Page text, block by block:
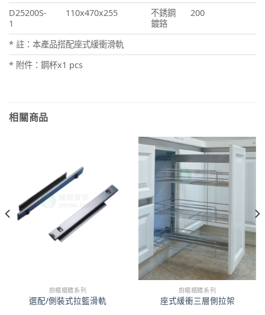
D25200S-
1
110x470x255
不銹鋼
鍍鉻
200
* 註：本產品搭配座式緩衝滑軌
* 附件：鋼杯x1 pcs
相關商品
廚櫃櫃體系列
選配/側裝式拉籃滑軌
廚櫃櫃體系列
座式緩衝三層側拉架